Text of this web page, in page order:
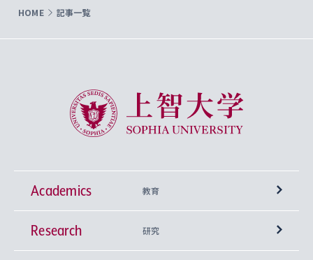
HOME 記事一覧
上智大学 Sophia University
Academics 教育
学部
Research 研究